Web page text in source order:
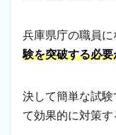
兵庫県庁の職員に
験を突破する必
決して簡単な試
て効果的に対策す